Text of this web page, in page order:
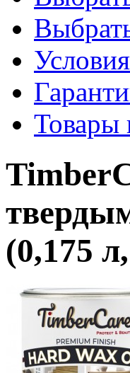
Товары
(0,175